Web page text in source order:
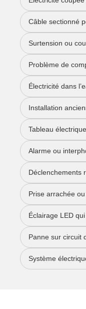
Câble sectionné
Surtension ou
Problème de
Électricité dans
Installation
Tableau
Alarme ou
Déclenchements
Prise arrachée
Éclairage LED
Panne sur circuit
Système